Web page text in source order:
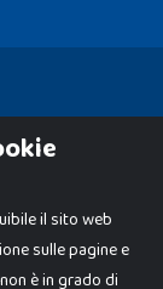
il sito web
sulle pagine e
è in grado di